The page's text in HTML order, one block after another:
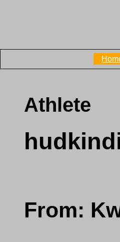
Athlete
From: